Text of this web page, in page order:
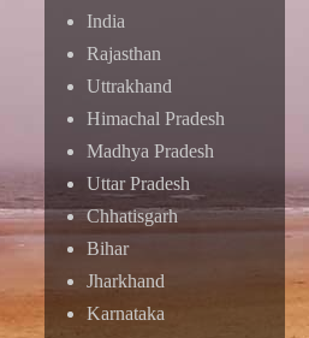
India
Rajasthan
Uttrakhand
Himachal Pradesh
Madhya Pradesh
Uttar Pradesh
Chhatisgarh
Bihar
Jharkhand
Karnataka